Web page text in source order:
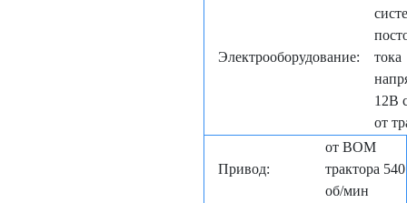
Электрооборудование:
тока
12В
от
Привод:
от ВОМ
трактора 540
об/мин